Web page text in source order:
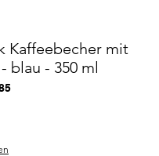
Kaffeebecher mit
blau - 350 ml